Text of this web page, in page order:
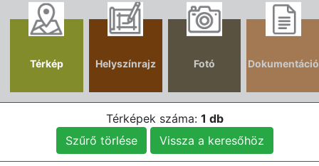
Térkép Helyszínrajz Fotó Dokumentáció
Térképek száma: 1 db
Szűrő törlése
Vissza a keresőhöz